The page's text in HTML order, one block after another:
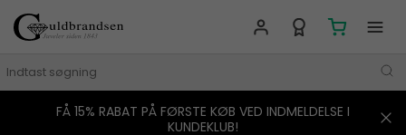
MÆRKER
FÅ 15% RABAT PÅ FØRSTE KØB VED INDMELDELSE I
KUNDEKLUB!